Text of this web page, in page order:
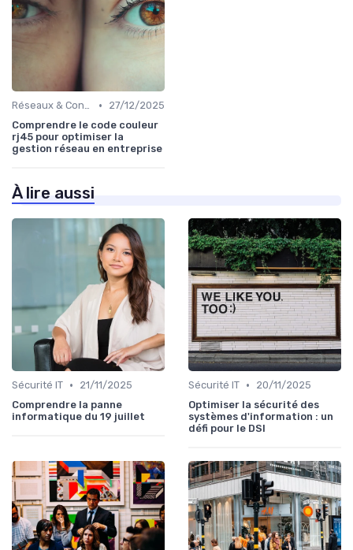
Réseaux & Connectivité •
27/12/2025
Comprendre le code couleur
rj45 pour optimiser la
gestion réseau en entreprise
À lire aussi
Sécurité IT •
21/11/2025
Comprendre la panne
informatique du 19 juillet
Sécurité IT •
20/11/2025
Optimiser la sécurité des
systèmes d'information : un
défi pour le DSI